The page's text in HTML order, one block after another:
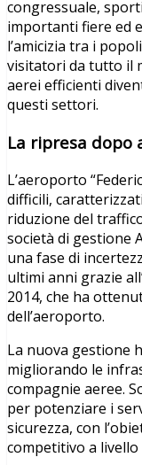
congressuale,
importanti fiere ed
l’amicizia tra i
visitatori da tutto il
aerei efficienti
questi settori.
La ripresa dopo
L’aeroporto
difficili,
riduzione del
società di gestione
una fase di
ultimi anni grazie
2014, che ha
dell’aeroporto.
La nuova gestione
migliorando le
compagnie aeree.
per potenziare i
sicurezza, con
competitivo a